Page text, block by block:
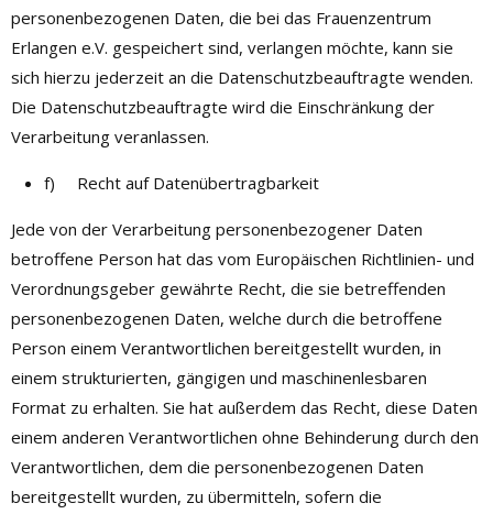
personenbezogenen Daten, die bei das Frauenzentrum
Erlangen e.V. gespeichert sind, verlangen möchte, kann sie
sich hierzu jederzeit an die Datenschutzbeauftragte wenden.
Die Datenschutzbeauftragte wird die Einschränkung der
Verarbeitung veranlassen.
f) Recht auf Datenübertragbarkeit
Jede von der Verarbeitung personenbezogener Daten
betroffene Person hat das vom Europäischen Richtlinien- und
Verordnungsgeber gewährte Recht, die sie betreffenden
personenbezogenen Daten, welche durch die betroffene
Person einem Verantwortlichen bereitgestellt wurden, in
einem strukturierten, gängigen und maschinenlesbaren
Format zu erhalten. Sie hat außerdem das Recht, diese Daten
einem anderen Verantwortlichen ohne Behinderung durch den
Verantwortlichen, dem die personenbezogenen Daten
bereitgestellt wurden, zu übermitteln, sofern die